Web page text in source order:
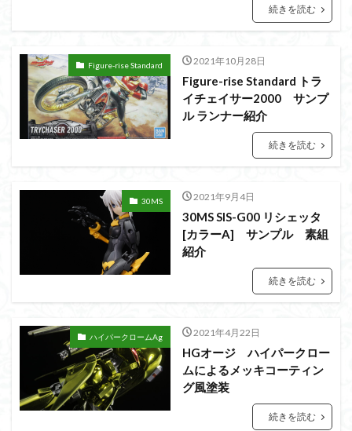
続きを読む
Figure-rise Standard 2021年10月28日
Figure-rise Standard トラ
イチェイサー2000 サンプ
ル ランナー紹介
続きを読む
30MS 2021年9月4日
30MS SIS-G00 リシェッタ
[カラーA] サンプル 素組
紹介
続きを読む
ハイパークロームAg 2021年4月22日
HGオージ ハイパークロー
ムによるメッキコーティン
グ風塗装
続きを読む
コードビースト
ゴジラ ゴーダンナー
サムネ
サムライトルーパー
サンプル
シタデル
シタデルカラー
シャニマス
シンエヴァンゲリオン
シンデュアリティ
シン・エヴァンゲリオン劇場版
ジム陣営
スターウォーズ
ストラクチャーアーツ
スパロボ
スパロボＯＧ
スーパーロボット大戦
スーパーロボット大戦OG
セブンイレブン
ゼノギアス
ゾンビノイド
ダイスdeシタデル
ダメージ表現
チトセリウム
ティタノマキア
ドラゴンボール
ハイパークロームAg
バトローグ
バンダイ
パトレイバー
パーツ紹介
ビルドメタバース
ファフナー
フィギュア
フィギュアライズスタンダード
フィギュアライズ・ラボ